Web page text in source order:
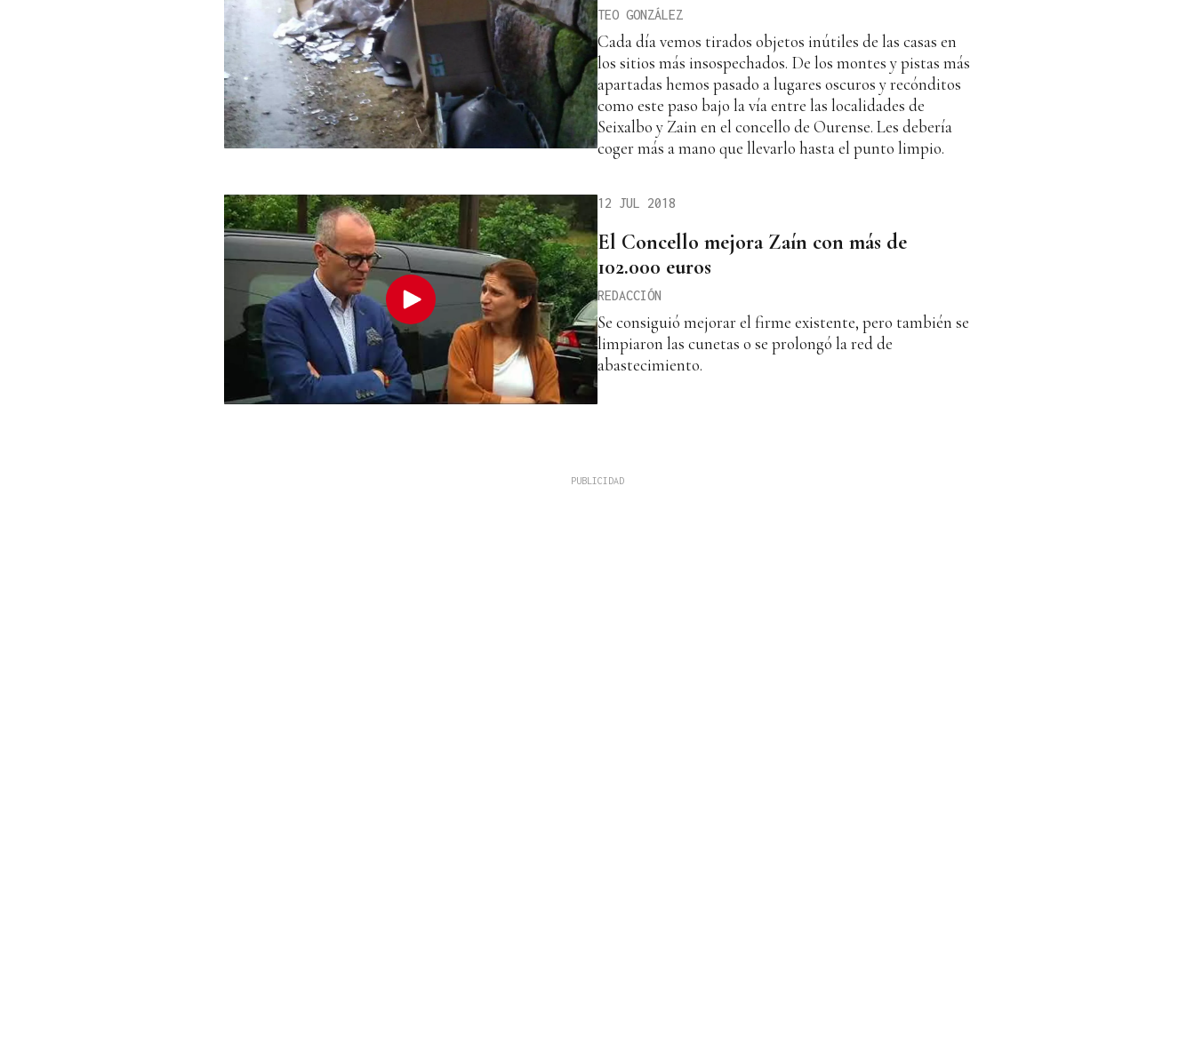
TEO GONZÁLEZ
Cada día vemos tirados objetos inútiles de las casas en
los sitios más insospechados. De los montes y pistas más
apartadas hemos pasado a lugares oscuros y recónditos
como este paso bajo la vía entre las localidades de
Seixalbo y Zain en el concello de Ourense. Les debería
coger más a mano que llevarlo hasta el punto limpio.
12 JUL 2018
El Concello mejora Zaín con más de
102.000 euros
REDACCIÓN
Se consiguió mejorar el firme existente, pero también se
limpiaron las cunetas o se prolongó la red de
abastecimiento.